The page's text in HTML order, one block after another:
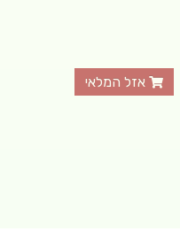
אזל המלאי